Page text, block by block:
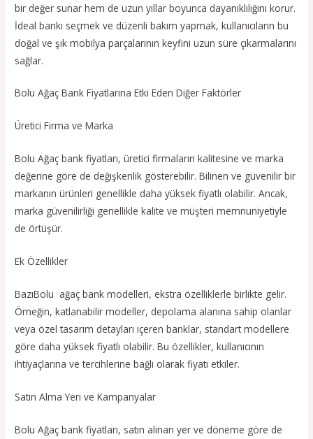
bir değer sunar hem de uzun yıllar boyunca dayanıklılığını korur.
İdeal bankı seçmek ve düzenli bakım yapmak, kullanıcıların bu
doğal ve şık mobilya parçalarının keyfini uzun süre çıkarmalarını
sağlar.
Bolu Ağaç Bank Fiyatlarına Etki Eden Diğer Faktörler
Üretici Firma ve Marka
Bolu Ağaç bank fiyatları, üretici firmaların kalitesine ve marka
değerine göre de değişkenlik gösterebilir. Bilinen ve güvenilir bir
markanın ürünleri genellikle daha yüksek fiyatlı olabilir. Ancak,
marka güvenilirliği genellikle kalite ve müşteri memnuniyetiyle
de örtüşür.
Ek Özellikler
BazıBolu ağaç bank modelleri, ekstra özelliklerle birlikte gelir.
Örneğin, katlanabilir modeller, depolama alanına sahip olanlar
veya özel tasarım detayları içeren banklar, standart modellere
göre daha yüksek fiyatlı olabilir. Bu özellikler, kullanıcının
ihtiyaçlarına ve tercihlerine bağlı olarak fiyatı etkiler.
Satın Alma Yeri ve Kampanyalar
Bolu Ağaç bank fiyatları, satın alınan yer ve döneme göre de